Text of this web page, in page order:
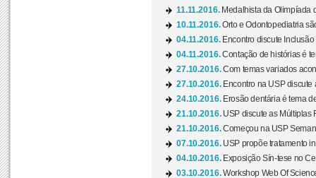
11.11.2016. Medalhista da Olimpíada
10.11.2016.Orto e Odontopediatria
04.11.2016. Encontro discute
04.11.2016.Contação de histórias é
27.10.2016.Com temas variados
27.10.2016. Encontro na USP discute
24.10.2016. Erosão dentária é tema
21.10.2016. USP discute as Múltiplas
21.10.2016.Começou na USP
07.10.2016. USP propõe tratamento
04.10.2016. Exposição Sín-tese no
03.10.2016.Workshop Web Of